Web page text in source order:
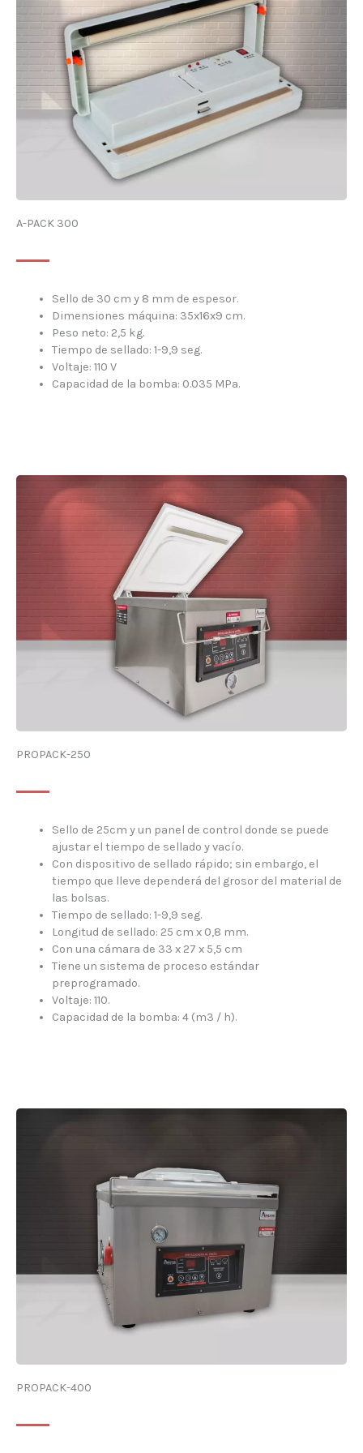
A-PACK 300
Sello de 30 cm y 8 mm de espesor.
Dimensiones máquina: 35x16x9 cm.
Peso neto: 2,5 kg.
Tiempo de sellado: 1-9,9 seg.
Voltaje: 110 V
Capacidad de la bomba: 0.035 MPa.
PROPACK-250
Sello de 25cm y un panel de control donde se puede
ajustar el tiempo de sellado y vacío.
Con dispositivo de sellado rápido; sin embargo, el
tiempo que lleve dependerá del grosor del material de
las bolsas.
Tiempo de sellado: 1-9,9 seg.
Longitud de sellado: 25 cm x 0,8 mm.
Con una cámara de 33 x 27 x 5,5 cm
Tiene un sistema de proceso estándar
preprogramado.
Voltaje: 110.
Capacidad de la bomba: 4 (m3 / h).
PROPACK-400